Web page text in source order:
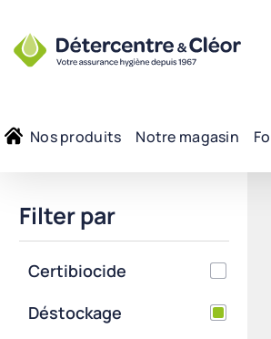
Nos produits Notre magasin
Filter par
Certibiocide
Déstockage